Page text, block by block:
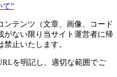
て”
ンテンツ（文章、画像、コード
がない限り当サイト運営者に帰
止いたします。
を明記し、適切な範囲でご